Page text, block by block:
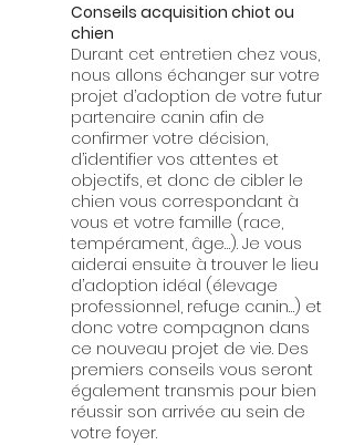
Conseils acquisition chiot ou
chien
Durant cet entretien chez vous,
nous allons échanger sur votre
projet d’adoption de votre futur
partenaire canin afin de
confirmer votre décision,
d’identifier vos attentes et
objectifs, et donc de cibler le
chien vous correspondant à
vous et votre famille (race,
tempérament, âge…). Je vous
aiderai ensuite à trouver le lieu
d’adoption idéal (élevage
professionnel, refuge canin…) et
donc votre compagnon dans
ce nouveau projet de vie. Des
premiers conseils vous seront
également transmis pour bien
réussir son arrivée au sein de
votre foyer.